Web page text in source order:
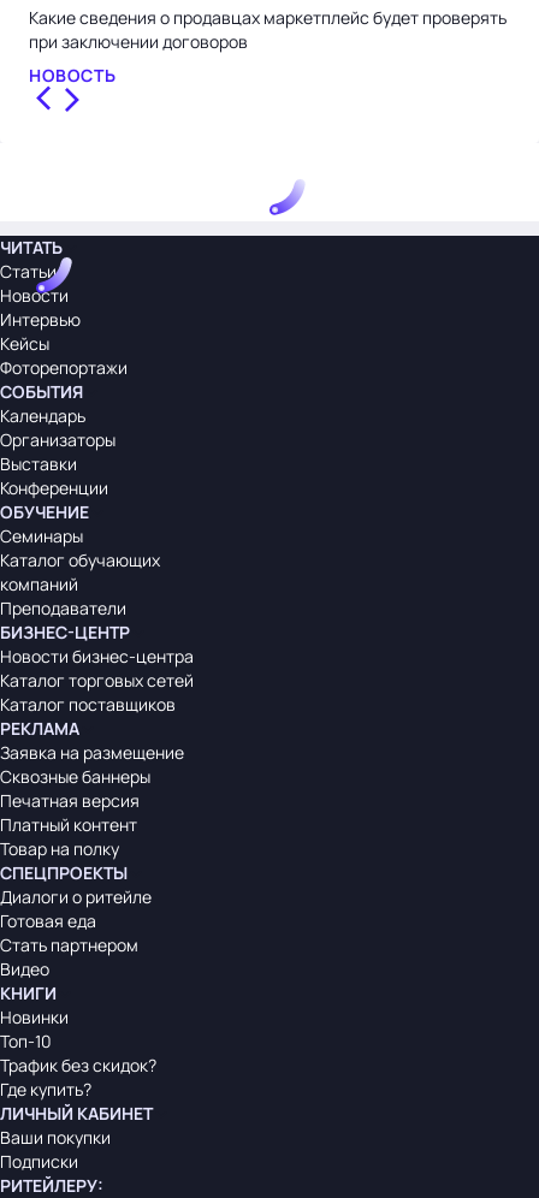
Какие сведения о продавцах маркетплейс будет проверять
при заключении договоров
НОВОСТЬ
ЧИТАТЬ
Статьи
Новости
Интервью
Кейсы
Фоторепортажи
СОБЫТИЯ
Календарь
Организаторы
Выставки
Конференции
ОБУЧЕНИЕ
Семинары
Каталог обучающих
компаний
Преподаватели
БИЗНЕС-ЦЕНТР
Новости бизнес-центра
Каталог торговых сетей
Каталог поставщиков
РЕКЛАМА
Заявка на размещение
Сквозные баннеры
Печатная версия
Платный контент
Товар на полку
СПЕЦПРОЕКТЫ
Диалоги о ритейле
Готовая еда
Стать партнером
Видео
КНИГИ
Новинки
Топ-10
Трафик без скидок?
Где купить?
ЛИЧНЫЙ КАБИНЕТ
Ваши покупки
Подписки
РИТЕЙЛЕРУ: